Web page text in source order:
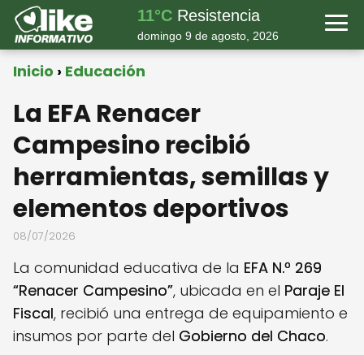
11°C Resistencia
domingo 9 de agosto, 2026
Inicio Educación
La EFA Renacer
Campesino recibió
herramientas, semillas y
elementos deportivos
08/07/2026
La comunidad educativa de la EFA N.º 269
“Renacer Campesino”, ubicada en el Paraje El
Fiscal, recibió una entrega de equipamiento e
insumos por parte del Gobierno del Chaco.